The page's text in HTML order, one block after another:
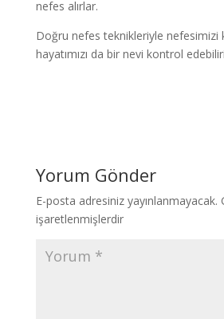
nefes alırlar.
Doğru nefes teknikleriyle nefesimizi
hayatımızı da bir nevi kontrol
Yorum Gönder
E-posta adresiniz yayınlanmayacak.
işaretlenmişlerdir